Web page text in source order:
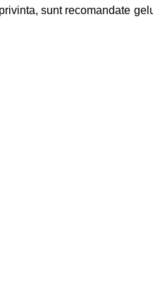
sunt recomandate